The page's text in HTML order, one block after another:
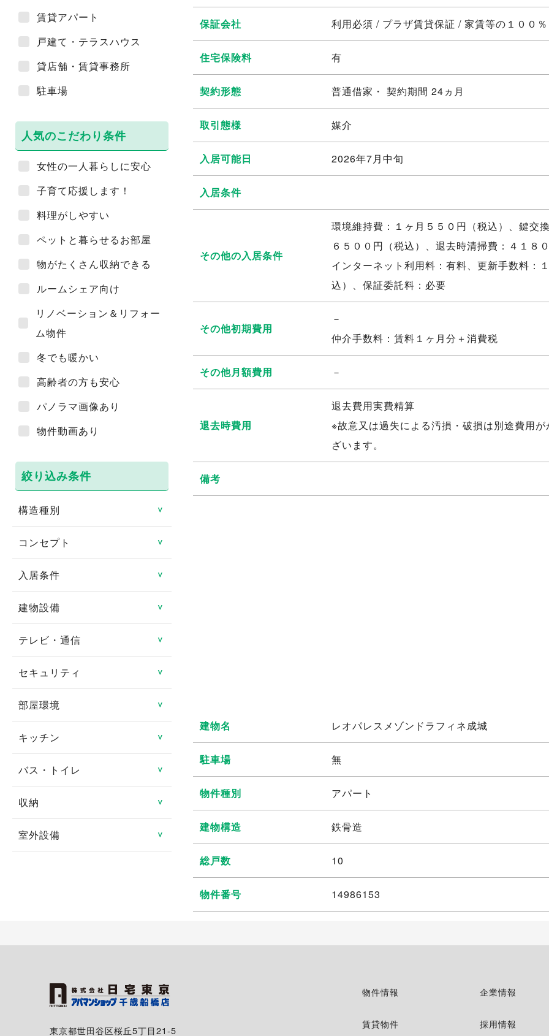
賃貸アパート
戸建て・テラスハウス
貸店舗・賃貸事務所
駐車場
人気のこだわり条件
女性の一人暮らしに安心
子育て応援します！
料理がしやすい
ペットと暮らせるお部屋
物がたくさん収納できる
ルームシェア向け
リノベーション＆リフォー
ム物件
冬でも暖かい
高齢者の方も安心
パノラマ画像あり
物件動画あり
絞り込み条件
構造種別 ＞
鉄骨造
鉄筋コンクリート造
鉄骨鉄筋コンクリート造
軽量鉄骨造
木造
コンセプト ＞
リノベーション物件
リフォーム済み
日当たり良好
閑静な住宅街
タイル貼り
デザイナーズ賃貸物件
分譲賃貸
入居条件 ＞
即入居可
ペット相談可
連帯保証人不要
女性限定
ルームシェア可
高齢者向け
建物設備 ＞
エレベータ
バリアフリー
ゴミ集積場
宅配ボックス
オール電化
テレビ・通信 ＞
CATV
CSアンテナ
インターネット対応
地デジ対応TV付
光ファイバー
セキュリティ ＞
TVインターフォン
オートロック
24時間緊急対応
管理人あり
部屋環境 ＞
フローリング
ロフト
エアコン
1階
出窓
キッチン ＞
システムキッチン
ＩＨクッキングヒータ
コンロ2口以上
バス・トイレ ＞
室内洗濯機置き場
追い焚き
浴室換気乾燥機
収納 ＞
トランクルーム
ウォークインクローゼッ
室外設備 ＞
シェアサイクル
保証会社 利用必須 / プラザ賃貸保証 / 家賃等の１００
住宅保険料 有
契約形態 普通借家・ 契約期間 24ヵ月
取引態様 媒介
入居可能日 2026年7月中旬
入居条件
その他の入居条件
環境維持費：１ヶ月５５０円（税込）、鍵交
６５００円（税込）、退去時清掃費：４１８
インターネット利用料：有料、更新手数料：
込）、保証委託料：必要
その他初期費用
－
仲介手数料：賃料１ヶ月分＋消費税
その他月額費用 －
退去時費用
退去費用実費精算
※故意又は過失による汚損・破損は別途費用
ざいます。
備考
建物名 レオパレスメゾンドラフィネ成城
駐車場 無
物件種別 アパート
建物構造 鉄骨造
総戸数 10
物件番号 14986153
東京都世田谷区桜丘5丁目21-5
物件情報
賃貸物件
企業情報
採用情報